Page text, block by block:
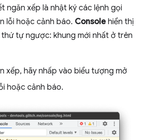
ngăn xếp là nhật ký các lệnh gọi
lỗi hoặc cảnh báo. Console hiển thị
tự ngược: khung mới nhất ở trên
xếp, hãy nhấp vào biểu tượng mở
hoặc cảnh báo.